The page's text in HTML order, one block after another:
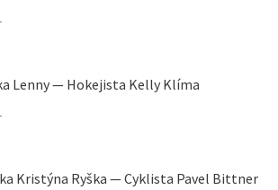
Lenny — Hokejista Kelly Klíma
Kristýna Ryška — Cyklista Pavel Bittner